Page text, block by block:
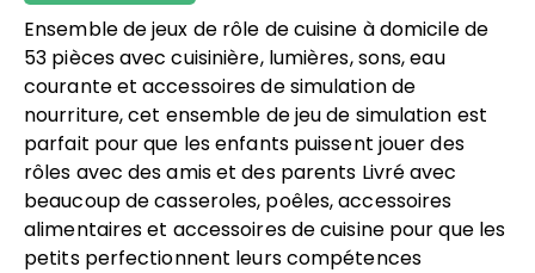
Ensemble de jeux de rôle de cuisine à domicile de
53 pièces avec cuisinière, lumières, sons, eau
courante et accessoires de simulation de
nourriture, cet ensemble de jeu de simulation est
parfait pour que les enfants puissent jouer des
rôles avec des amis et des parents Livré avec
beaucoup de casseroles, poêles, accessoires
alimentaires et accessoires de cuisine pour que les
petits perfectionnent leurs compétences